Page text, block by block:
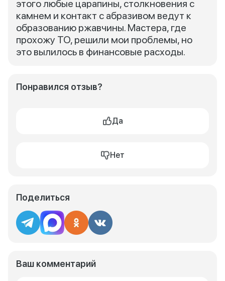
этого любые царапины, столкновения с
камнем и контакт с абразивом ведут к
образованию ржавчины. Мастера, где
прохожу ТО, решили мои проблемы, но
это вылилось в финансовые расходы.
Понравился отзыв?
Да
Нет
Поделиться
Ваш комментарий